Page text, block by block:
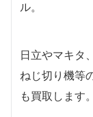
ル。
日立やマキタ
ねじ切り機等
も買取します。